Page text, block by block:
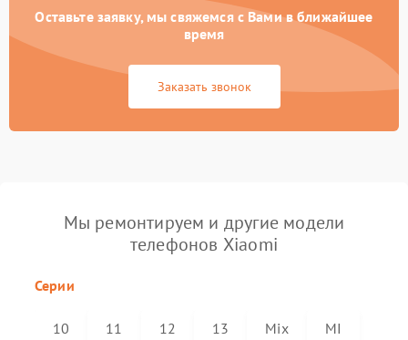
Оставьте заявку, мы свяжемся с Вами в ближайшее
время
Заказать звонок
Мы ремонтируем и другие модели
телефонов Xiaomi
Серии
10 11 12 13 Mix MI